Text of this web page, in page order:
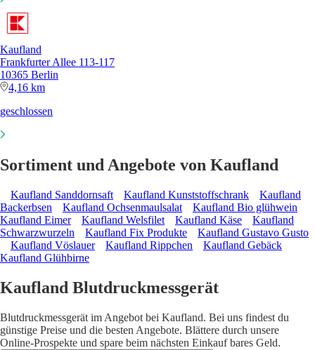
Kaufland
Frankfurter Allee 113-117
10365 Berlin
4,16 km
geschlossen
Sortiment und Angebote von Kaufland
Kaufland Sanddornsaft Kaufland Kunststoffschrank
Kaufland
Backerbsen
Kaufland Ochsenmaulsalat
Kaufland Bio glühwein
Kaufland Eimer
Kaufland Welsfilet Kaufland Käse
Kaufland
Schwarzwurzeln
Kaufland Fix Produkte
Kaufland Gustavo Gusto
Kaufland Vöslauer
Kaufland Rippchen
Kaufland Gebäck
Kaufland Glühbirne
Kaufland Blutdruckmessgerät
Blutdruckmessgerät im Angebot bei Kaufland. Bei uns findest du
günstige Preise und die besten Angebote. Blättere durch unsere
Online-Prospekte und spare beim nächsten Einkauf bares Geld.